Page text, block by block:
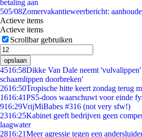
betaling aan
505/08Zomervakantieweerbericht:
Actieve items
Actieve items
Scrollbar gebruiken
opslaan
4516:58Dikke Van Dale neemt
schaamlippen doorbreken'
2616:50Tropische hitte keert zondag terug
1616:41PS5-doos waarschuwt voor einde
916:29VrijMiBabes #316 (not very sfw!)
2316:25Kabinet geeft bedrijven geen
laagwater
2816:21Meer agressie tegen een